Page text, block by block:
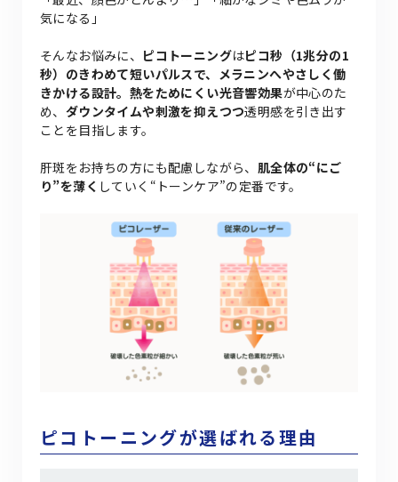
気になる」
そんなお悩みに、 ピコトーニングはピコ秒（1兆分の1
秒）のきわめて短いパルスで、メラニンへやさしく働
きかける設計。熱をためにくい光音響効果が中心のた
め、 ダウンタイムや刺激を抑えつつ透明感を引き出す
ことを目指します。
肝斑をお持ちの方にも配慮しながら、 肌全体の“にご
り”を薄く していく“トーンケア”の定番です。
ピコトーニングが選ばれる理由